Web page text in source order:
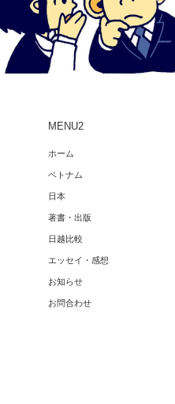
ベトナム人の悪い癖その２：変な噂が好
き！デマをすぐに信じてしまう人が多
MENU2
ホーム
ベトナム
日本
著書・出版
日越比較
エッセイ・感想
お知らせ
お問合わせ